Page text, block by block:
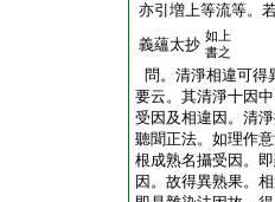
亦引増上等流等。
義蘊太抄 如上
書之
問。清淨相違可得
要云。其清淨十因
受因及相違因。清
聽聞正法。如理作
根成熟名攝受因。
因。故得異熟果。